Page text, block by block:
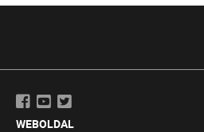
WEBOLDAL